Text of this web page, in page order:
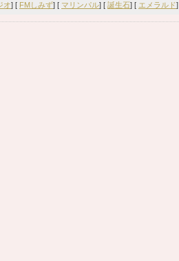
オ] [ FMしみず] [ マリンパル] [ 誕生石] [ エメラルド]